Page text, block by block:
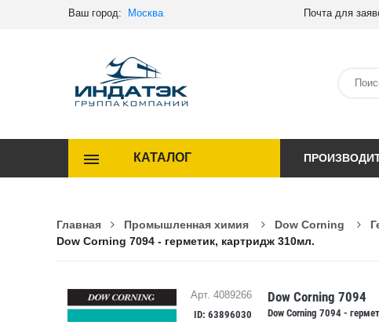
Ваш город: Москва Почта для
КАТАЛОГ
Главная Промышленная химия Dow Corning
Dow Corning 7094 - герметик, картридж 310мл.
Арт. 4089266
ID: 63896030
Dow Corning 7094
Dow Corning 7094 -